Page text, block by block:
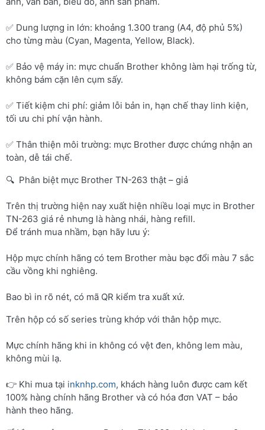
✅ Dung lượng in lớn: khoảng 1.300 trang (A4, độ phủ 5%)
cho từng màu (Cyan, Magenta, Yellow, Black).
✅ Bảo vệ máy in: mực chuẩn Brother không làm hại trống từ,
không bám cặn lên cụm sấy.
✅ Tiết kiệm chi phí: giảm lỗi bản in, hạn chế thay linh kiện,
tối ưu chi phí vận hành.
✅ Thân thiện môi trường: mực Brother được chứng nhận an
toàn, dễ tái chế.
🔍 Phân biệt mực Brother TN-263 thật – giả
Trên thị trường hiện nay xuất hiện nhiều loại mực in Brother
TN-263 giá rẻ nhưng là hàng nhái, hàng refill.
Để tránh mua nhầm, bạn hãy lưu ý:
Hộp mực chính hãng có tem Brother màu bạc đổi màu 7 sắc
cầu vồng khi nghiêng.
Bao bì in rõ nét, có mã QR kiểm tra xuất xứ.
Trên hộp có số series trùng khớp với thân hộp mực.
Mực chính hãng khi in không có vệt đen, không lem màu,
không mùi lạ.
👉 Khi mua tại inknhp.com, khách hàng luôn được cam kết
100% hàng chính hãng Brother và có hóa đơn VAT – bảo
hành theo hãng.